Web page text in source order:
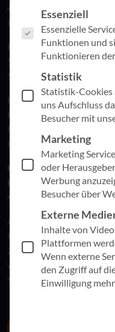
exklusiv für Kirche und
Informationen für genau
Rund um die digitale
Success Stories, aktuelle
Sessions von uns und
Entdecken Sie, welche
Branchen welche
Kunden für
Impulse für eigene Ideen.
KI ist in aller Munde.
kirchennahe
sind die richtigen für
Antworten auf diese
für Kirchen und
2024 an alle versendet
wollen. Merken Sie sich
Versand vor.
Es folgt eine Liste
Essenziell
Essenzielle
Funktionen und
Funktionieren
Statistik
Statistik-Cookies
uns Aufschluss
Besucher mit
Marketing
Marketing
oder
Werbung
Besucher über
Externe
Inhalte von
Plattformen
Wenn externe
den Zugriff auf
Einwilligung